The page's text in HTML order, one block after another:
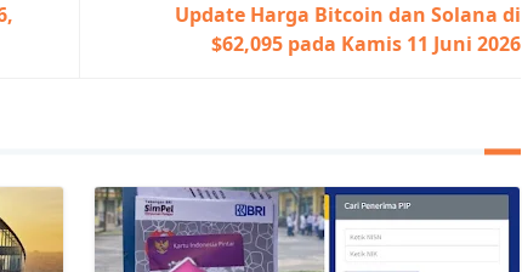
Update Harga Bitcoin dan Solana di
$62,095 pada Kamis 11 Juni 2026